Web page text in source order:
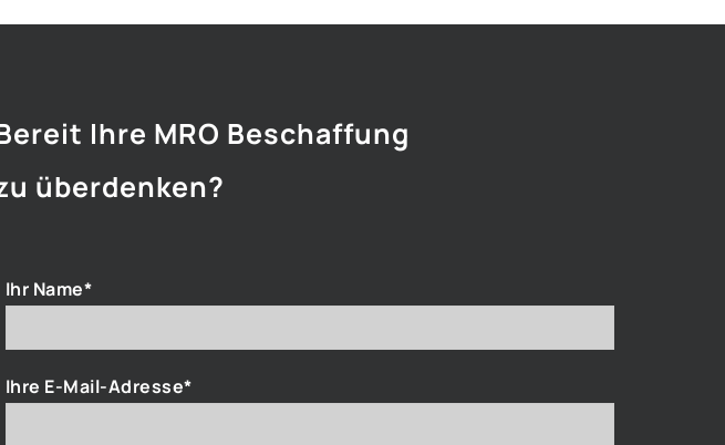
Ihre MRO Beschaffung
überdenken?
Ihr Name*
Ihre E-Mail-Adresse*